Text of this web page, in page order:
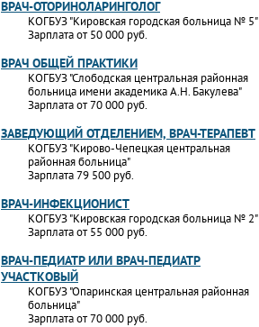
ВРАЧ-ОТОРИНОЛАРИНГОЛОГ
КОГБУЗ "Кировская городская больница № 5"
Зарплата от 50 000 руб.
ВРАЧ ОБЩЕЙ ПРАКТИКИ
КОГБУЗ "Слободская центральная районная
больница имени академика А.Н. Бакулева"
Зарплата от 70 000 руб.
ЗАВЕДУЮЩИЙ ОТДЕЛЕНИЕМ, ВРАЧ-ТЕРАПЕВТ
КОГБУЗ "Кирово-Чепецкая центральная
районная больница"
Зарплата 79 500 руб.
ВРАЧ-ИНФЕКЦИОНИСТ
КОГБУЗ "Кировская городская больница № 2"
Зарплата от 55 000 руб.
ВРАЧ-ПЕДИАТР ИЛИ ВРАЧ-ПЕДИАТР
УЧАСТКОВЫЙ
КОГБУЗ "Опаринская центральная районная
больница"
Зарплата от 70 000 руб.